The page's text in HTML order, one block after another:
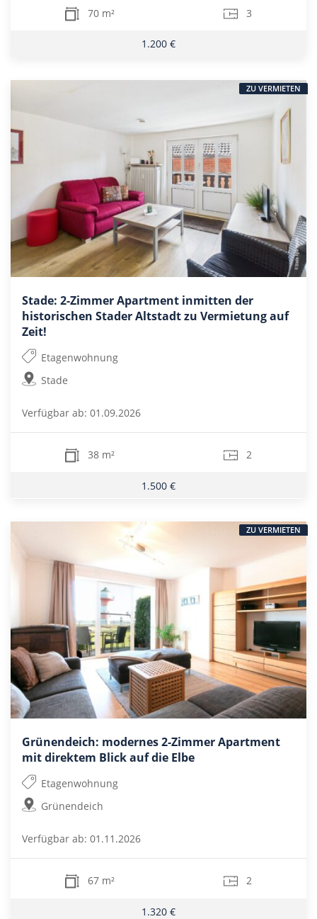
70 m² 3
1.200 €
Stade: 2-Zimmer Apartment inmitten der
historischen Stader Altstadt zu Vermietung auf
Zeit!
Etagenwohnung
Stade
Verfügbar ab: 01.09.2026
38 m² 2
1.500 €
ZU VERMIETEN
Grünendeich: modernes 2-Zimmer Apartment
mit direktem Blick auf die Elbe
Etagenwohnung
Grünendeich
Verfügbar ab: 01.11.2026
67 m² 2
1.320 €
ZU VERMIETEN